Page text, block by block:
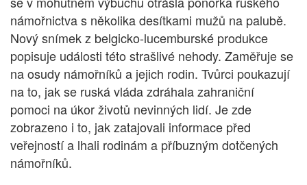
námořnictva s několika desítkami mužů na palubě.
Nový snímek z belgicko-lucemburské produkce
popisuje události této strašlivé nehody. Zaměřuje se
na osudy námořníků a jejich rodin. Tvůrci poukazují
na to, jak se ruská vláda zdráhala zahraniční
pomoci na úkor životů nevinných lidí. Je zde
zobrazeno i to, jak zatajovali informace před
veřejností a lhali rodinám a příbuzným dotčených
námořníků.